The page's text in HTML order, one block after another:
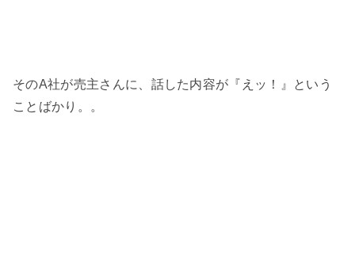
そのA社が売主さんに、話した内容が『えッ！』という
ことばかり。。